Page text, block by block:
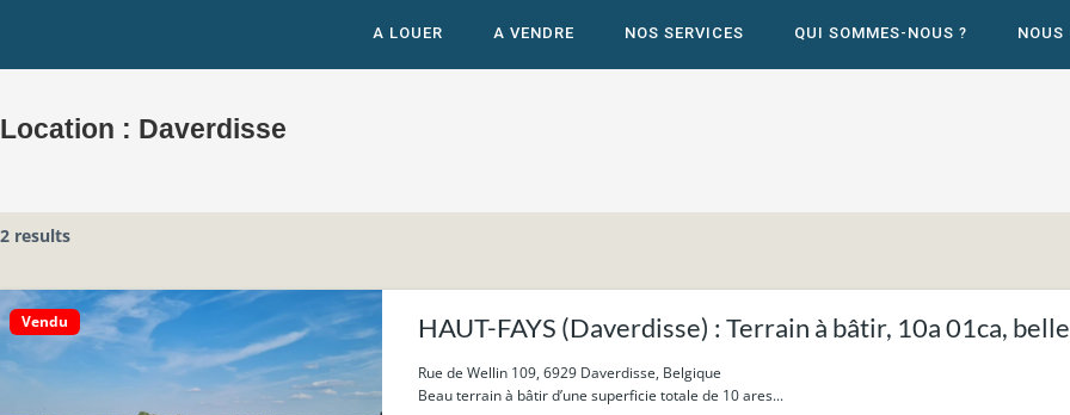
A LOUER A VENDRE NOS SERVICES QUI SOMMES-NOUS ? NOUS
Location : Daverdisse
2 results
Vendu HAUT-FAYS (Daverdisse) : Terrain à bâtir, 10a 01ca,
Rue de Wellin 109, 6929 Daverdisse, Belgique
Beau terrain à bâtir d’une superficie totale de 10 ares...